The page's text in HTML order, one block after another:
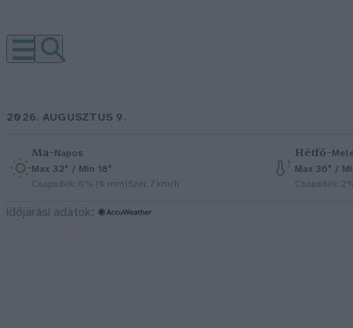
2026. AUGUSZTUS 9.
Ma–Napos
Max 32° / Min 18°
Csapadék: 0% (0 mm)Szél: 7 km/h
Hétfő–
Max 36° /
Csapadék:
időjárási adatok: